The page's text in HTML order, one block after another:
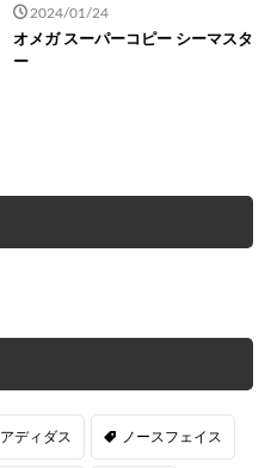
2024/01/24
オメガ スーパーコピー シーマスタ
ー
アディダス ノースフェイス